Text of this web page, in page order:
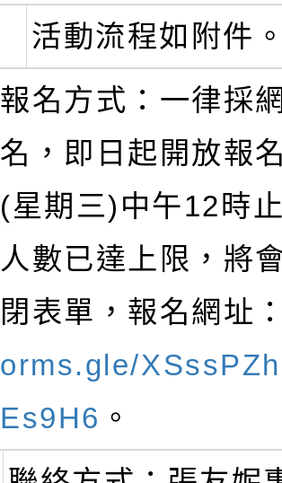
活動流程如附件
報名方式：一律採
名，即日起開放報
(星期三)中午12時
人數已達上限，將
閉表單，報名網址
orms.gle/
Es9H6 。